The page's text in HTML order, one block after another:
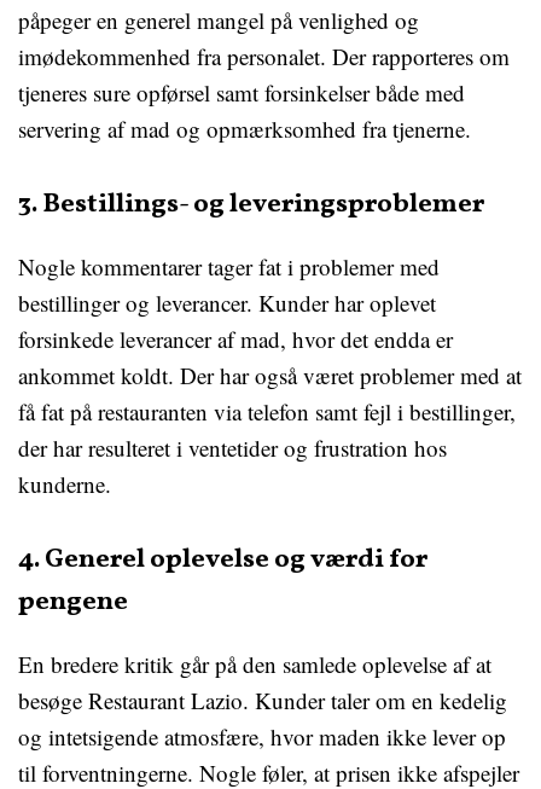
påpeger en generel mangel på venlighed og
imødekommenhed fra personalet. Der rapporteres om
tjeneres sure opførsel samt forsinkelser både med
servering af mad og opmærksomhed fra tjenerne.
3. Bestillings- og leveringsproblemer
Nogle kommentarer tager fat i problemer med
bestillinger og leverancer. Kunder har oplevet
forsinkede leverancer af mad, hvor det endda er
ankommet koldt. Der har også været problemer med at
få fat på restauranten via telefon samt fejl i bestillinger,
der har resulteret i ventetider og frustration hos
kunderne.
4. Generel oplevelse og værdi for
pengene
En bredere kritik går på den samlede oplevelse af at
besøge Restaurant Lazio. Kunder taler om en kedelig
og intetsigende atmosfære, hvor maden ikke lever op
til forventningerne. Nogle føler, at prisen ikke afspejler